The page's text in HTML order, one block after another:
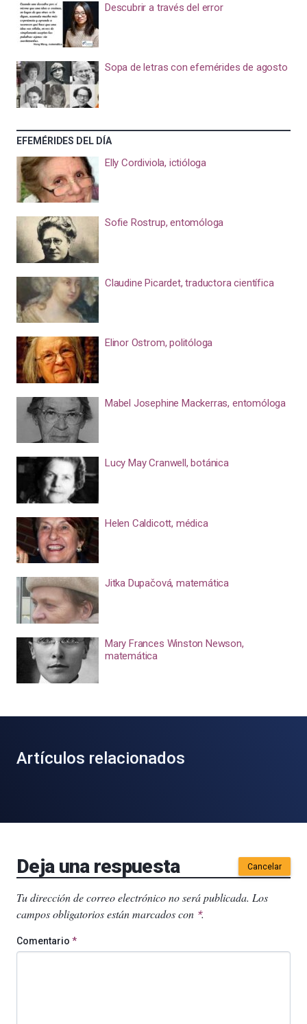
Descubrir a través del error
Sopa de letras con efemérides de agosto
EFEMÉRIDES DEL DÍA
Elly Cordiviola, ictióloga
Sofie Rostrup, entomóloga
Claudine Picardet, traductora científica
Elinor Ostrom, politóloga
Mabel Josephine Mackerras, entomóloga
Lucy May Cranwell, botánica
Helen Caldicott, médica
Jitka Dupačová, matemática
Mary Frances Winston Newson,
matemática
Artículos relacionados
Deja una respuesta Cancelar
Tu dirección de correo electrónico no será publicada. Los
campos obligatorios están marcados con *.
Comentario *